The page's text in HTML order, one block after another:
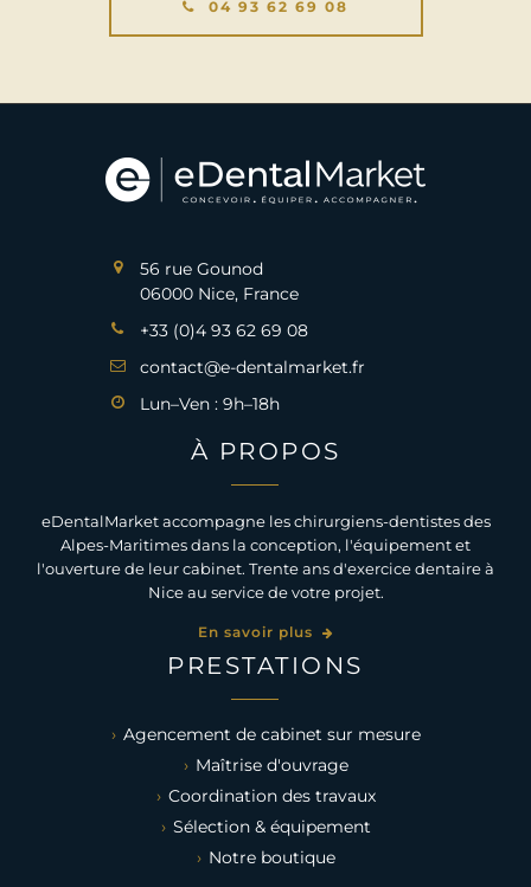
04 93 62 69 08
56 rue Gounod
06000 Nice, France
+33 (0)4 93 62 69 08
contact@e-dentalmarket.fr
Lun–Ven : 9h–18h
À PROPOS
eDentalMarket accompagne les chirurgiens-dentistes des
Alpes-Maritimes dans la conception, l'équipement et
l'ouverture de leur cabinet. Trente ans d'exercice dentaire à
Nice au service de votre projet.
En savoir plus
PRESTATIONS
Agencement de cabinet sur mesure
Maîtrise d'ouvrage
Coordination des travaux
Sélection & équipement
Notre boutique